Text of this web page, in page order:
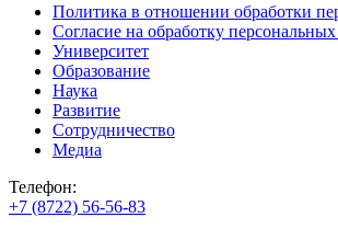
Политика в отношении обработки
Согласие на обработку
Университет
Образование
Наука
Развитие
Сотрудничество
Медиа
Телефон:
+7 (8722) 56-56-83